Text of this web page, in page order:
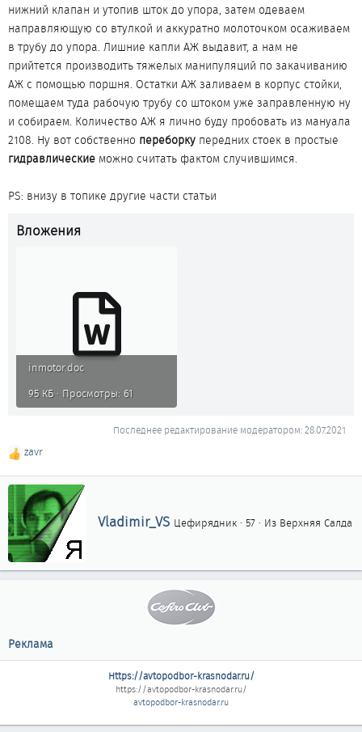
нижний клапан и утопив шток до упора, затем одеваем
направляющую со втулкой и аккуратно молоточком осаживаем
в трубу до упора. Лишние капли АЖ выдавит, а нам не
прийтется производить тяжелых манипуляций по закачиванию
АЖ с помощью поршня. Остатки АЖ заливаем в корпус стойки,
помещаем туда рабочую трубу со штоком уже заправленную ну
и собираем. Количество АЖ я лично буду пробовать из мануала
2108. Ну вот собственно переборку передних стоек в простые
гидравлические можно считать фактом случившимся.
PS: внизу в топике другие части статьи
Вложения
inmotor.doc
95 КБ · Просмотры: 61
Последнее редактирование модератором:28.07.2021
Р
е
а
к
ц
и
и
:
zavr
А
р
Vladimir_VS Цефирядник · 57 · Из Верхняя Салда
Реклама
Https://avtopodbor-krasnodar.ru/
https://avtopodbor-krasnodar.ru/
avtopodbor-krasnodar.ru